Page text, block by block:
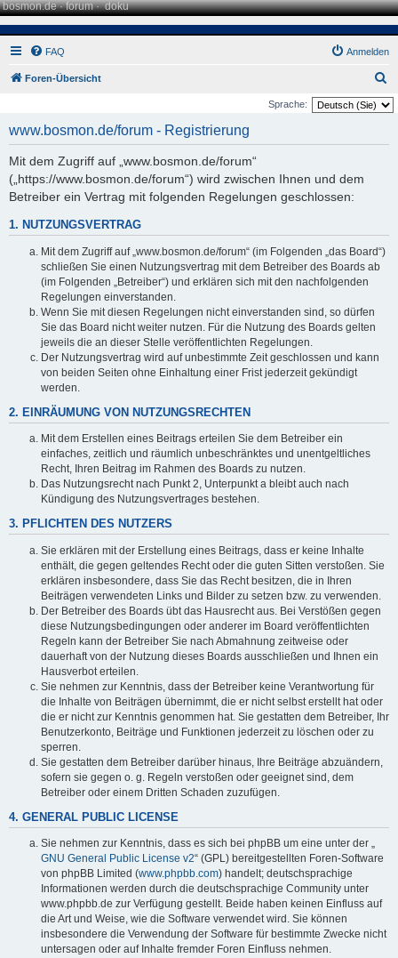
bosmon.de·forum·doku
FAQ Anmelden
Foren-Übersicht
u
Sprache:
www.bosmon.de/forum - Registrierung
Mit dem Zugriff auf „www.bosmon.de/forum“
(„https://www.bosmon.de/forum“) wird zwischen Ihnen und dem
Betreiber ein Vertrag mit folgenden Regelungen geschlossen:
1. NUTZUNGSVERTRAG
Mit dem Zugriff auf „www.bosmon.de/forum“ (im Folgenden „das Board“)
schließen Sie einen Nutzungsvertrag mit dem Betreiber des Boards ab
(im Folgenden „Betreiber“) und erklären sich mit den nachfolgenden
Regelungen einverstanden.
Wenn Sie mit diesen Regelungen nicht einverstanden sind, so dürfen
Sie das Board nicht weiter nutzen. Für die Nutzung des Boards gelten
jeweils die an dieser Stelle veröffentlichten Regelungen.
Der Nutzungsvertrag wird auf unbestimmte Zeit geschlossen und kann
von beiden Seiten ohne Einhaltung einer Frist jederzeit gekündigt
werden.
2. EINRÄUMUNG VON NUTZUNGSRECHTEN
Mit dem Erstellen eines Beitrags erteilen Sie dem Betreiber ein
einfaches, zeitlich und räumlich unbeschränktes und unentgeltliches
Recht, Ihren Beitrag im Rahmen des Boards zu nutzen.
Das Nutzungsrecht nach Punkt 2, Unterpunkt a bleibt auch nach
Kündigung des Nutzungsvertrages bestehen.
3. PFLICHTEN DES NUTZERS
Sie erklären mit der Erstellung eines Beitrags, dass er keine Inhalte
enthält, die gegen geltendes Recht oder die guten Sitten verstoßen. Sie
erklären insbesondere, dass Sie das Recht besitzen, die in Ihren
Beiträgen verwendeten Links und Bilder zu setzen bzw. zu verwenden.
Der Betreiber des Boards übt das Hausrecht aus. Bei Verstößen gegen
diese Nutzungsbedingungen oder anderer im Board veröffentlichten
Regeln kann der Betreiber Sie nach Abmahnung zeitweise oder
dauerhaft von der Nutzung dieses Boards ausschließen und Ihnen ein
Hausverbot erteilen.
Sie nehmen zur Kenntnis, dass der Betreiber keine Verantwortung für
die Inhalte von Beiträgen übernimmt, die er nicht selbst erstellt hat oder
die er nicht zur Kenntnis genommen hat. Sie gestatten dem Betreiber, Ihr
Benutzerkonto, Beiträge und Funktionen jederzeit zu löschen oder zu
sperren.
Sie gestatten dem Betreiber darüber hinaus, Ihre Beiträge abzuändern,
sofern sie gegen o. g. Regeln verstoßen oder geeignet sind, dem
Betreiber oder einem Dritten Schaden zuzufügen.
4. GENERAL PUBLIC LICENSE
Sie nehmen zur Kenntnis, dass es sich bei phpBB um eine unter der „
GNU General Public License v2“ (GPL) bereitgestellten Foren-Software
von phpBB Limited (www.phpbb.com) handelt; deutschsprachige
Informationen werden durch die deutschsprachige Community unter
www.phpbb.de zur Verfügung gestellt. Beide haben keinen Einfluss auf
die Art und Weise, wie die Software verwendet wird. Sie können
insbesondere die Verwendung der Software für bestimmte Zwecke nicht
untersagen oder auf Inhalte fremder Foren Einfluss nehmen.